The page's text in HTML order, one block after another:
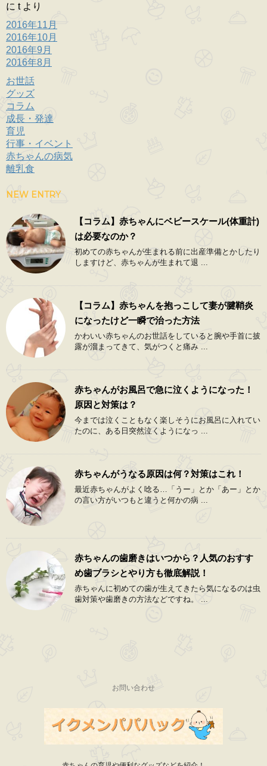
に tより
2016年11月
2016年10月
2016年9月
2016年8月
お世話
グッズ
コラム
成長・発達
育児
行事・イベント
赤ちゃんの病気
離乳食
NEW ENTRY
【コラム】赤ちゃんにベビースケール(体重計)
は必要なのか？
初めての赤ちゃんが生まれる前に出産準備とかしたり
しますけど、赤ちゃんが生まれて退 ...
【コラム】赤ちゃんを抱っこして妻が腱鞘炎
になったけど一瞬で治った方法
かわいい赤ちゃんのお世話をしていると腕や手首に披
露が溜まってきて、気がつくと痛み ...
赤ちゃんがお風呂で急に泣くようになった！
原因と対策は？
今までは泣くこともなく楽しそうにお風呂に入れてい
たのに、ある日突然泣くようになっ ...
赤ちゃんがうなる原因は何？対策はこれ！
最近赤ちゃんがよく唸る…「うー」とか「あー」とか
の言い方がいつもと違うと何かの病 ...
赤ちゃんの歯磨きはいつから？人気のおすす
め歯ブラシとやり方も徹底解説！
赤ちゃんに初めての歯が生えてきたら気になるのは虫
歯対策や歯磨きの方法などですね。 ...
お問い合わせ